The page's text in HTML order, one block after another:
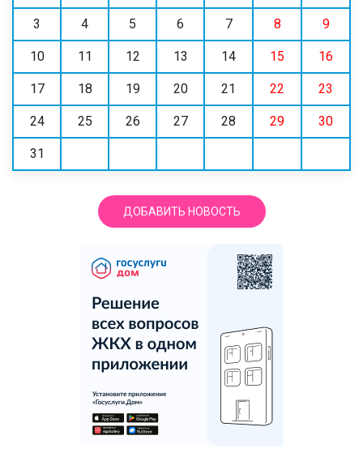
3 4 5 6 7 8 9
10 11 12 13 14 15 16
17 18 19 20 21 22 23
24 25 26 27 28 29 30
31
ДОБАВИТЬ НОВОСТЬ